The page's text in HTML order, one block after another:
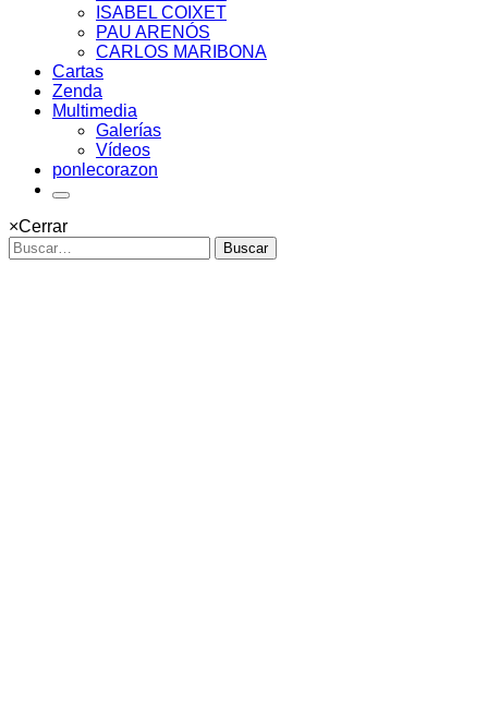
ISABEL COIXET
PAU ARENÓS
CARLOS MARIBONA
Cartas
Zenda
Multimedia
Galerías
Vídeos
ponlecorazon
×Cerrar
Buscar